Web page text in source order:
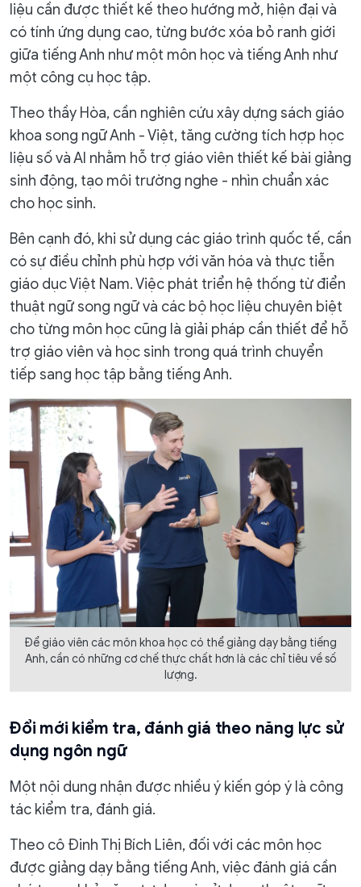
liệu cần được thiết kế theo hướng mở, hiện đại và
có tính ứng dụng cao, từng bước xóa bỏ ranh giới
giữa tiếng Anh như một môn học và tiếng Anh như
một công cụ học tập.
Theo thầy Hòa, cần nghiên cứu xây dựng sách giáo
khoa song ngữ Anh - Việt, tăng cường tích hợp học
liệu số và AI nhằm hỗ trợ giáo viên thiết kế bài giảng
sinh động, tạo môi trường nghe - nhìn chuẩn xác
cho học sinh.
Bên cạnh đó, khi sử dụng các giáo trình quốc tế, cần
có sự điều chỉnh phù hợp với văn hóa và thực tiễn
giáo dục Việt Nam. Việc phát triển hệ thống từ điển
thuật ngữ song ngữ và các bộ học liệu chuyên biệt
cho từng môn học cũng là giải pháp cần thiết để hỗ
trợ giáo viên và học sinh trong quá trình chuyển
tiếp sang học tập bằng tiếng Anh.
Để giáo viên các môn khoa học có thể giảng dạy bằng tiếng
Anh, cần có những cơ chế thực chất hơn là các chỉ tiêu về số
lượng.
Đổi mới kiểm tra, đánh giá theo năng lực sử
dụng ngôn ngữ
Một nội dung nhận được nhiều ý kiến góp ý là công
tác kiểm tra, đánh giá.
Theo cô Đinh Thị Bích Liên, đối với các môn học
được giảng dạy bằng tiếng Anh, việc đánh giá cần